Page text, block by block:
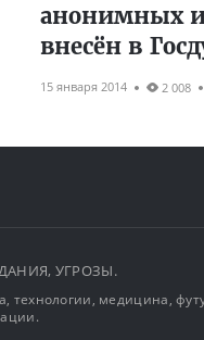
анонимных
внесён в
15 января 2014 2 008
УГРОЗЫ.
технологии, медицина,